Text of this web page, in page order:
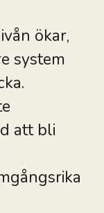
ökar,
system
att bli